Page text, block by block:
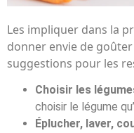
Les impliquer dans la
donner envie de
suggestions pour les
Choisir les
choisir le légume
Éplucher, laver,